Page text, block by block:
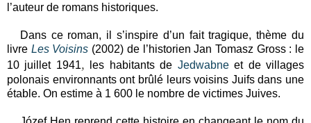
l’auteur de romans historiques.
Dans ce roman, il s’inspire d’un fait tragique, thème du
livre Les Voisins (2002) de l’historien Jan Tomasz Gross : le
10 juillet 1941, les habitants de Jedwabneet de villages
polonais environnants ont brûlé leurs voisins Juifs dans une
étable. On estime à 1 600 le nombre de victimes Juives.